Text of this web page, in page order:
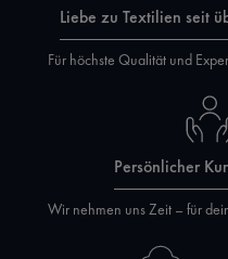
Liebe zu Textilien seit
Für höchste Qualität und
Persönlicher
Wir nehmen uns Zeit – für